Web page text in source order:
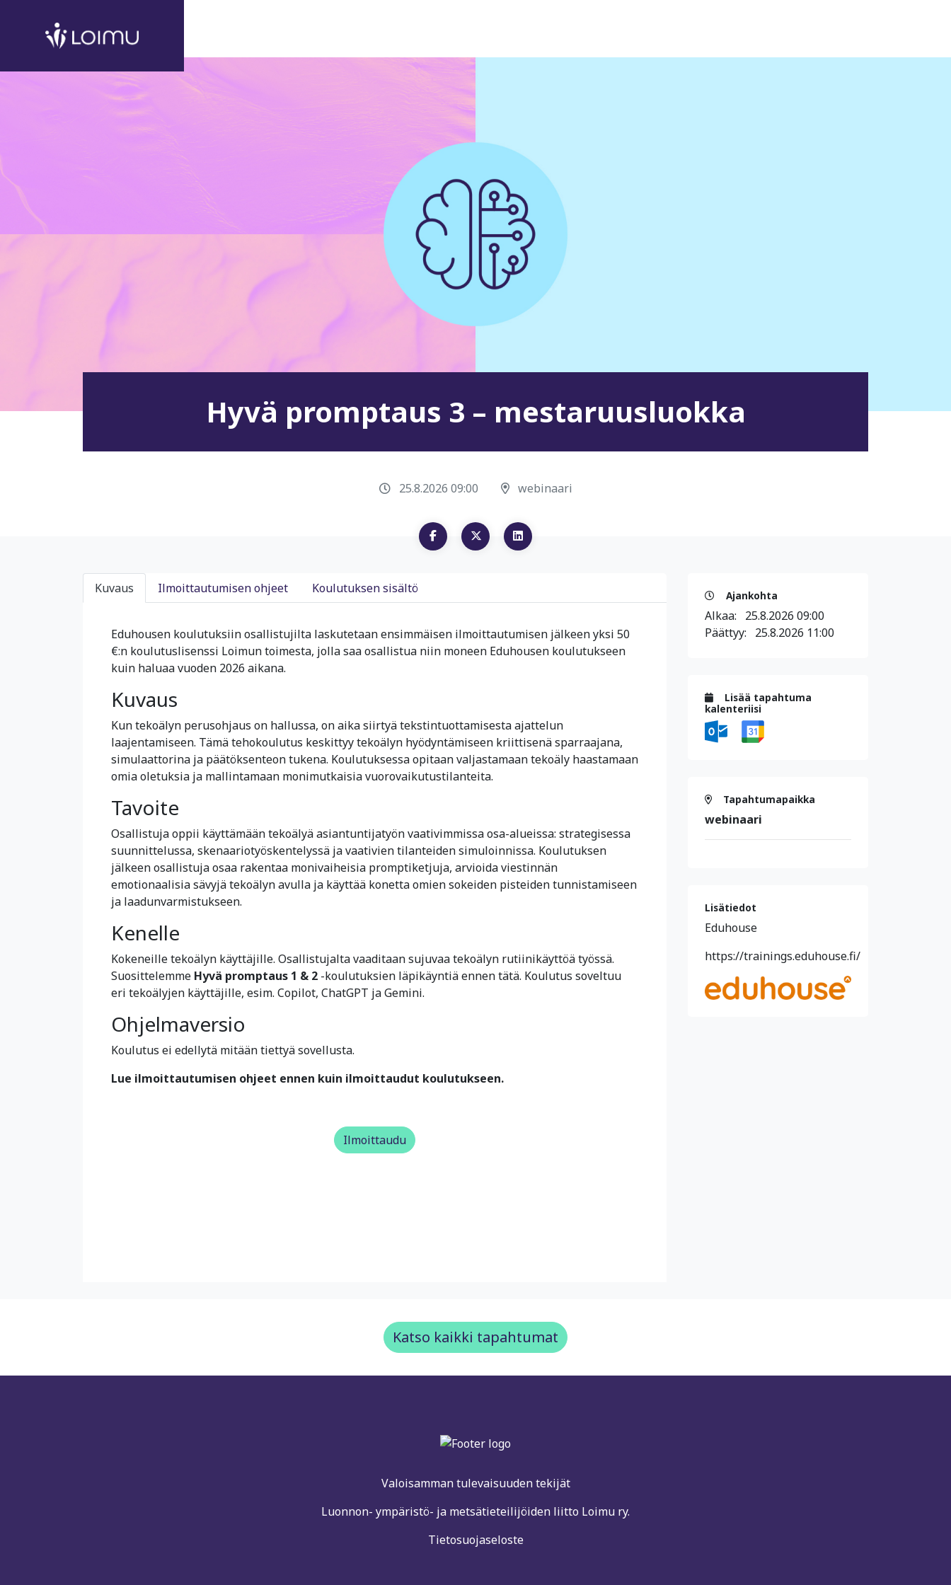
Hyvä promptaus 3 – mestaruusluokka
25.8.2026 09:00 webinaari
Kuvaus Ilmoittautumisen ohjeet Koulutuksen sisältö
Eduhousen koulutuksiin osallistujilta laskutetaan ensimmäisen ilmoittautumisen jälkeen yksi 50
€:n koulutuslisenssi Loimun toimesta, jolla saa osallistua niin moneen Eduhousen koulutukseen
kuin haluaa vuoden 2026 aikana.
Kuvaus
Kun tekoälyn perusohjaus on hallussa, on aika siirtyä tekstintuottamisesta ajattelun
laajentamiseen. Tämä tehokoulutus keskittyy tekoälyn hyödyntämiseen kriittisenä sparraajana,
simulaattorina ja päätöksenteon tukena. Koulutuksessa opitaan valjastamaan tekoäly haastamaan
omia oletuksia ja mallintamaan monimutkaisia vuorovaikutustilanteita.
Tavoite
Osallistuja oppii käyttämään tekoälyä asiantuntijatyön vaativimmissa osa-alueissa: strategisessa
suunnittelussa, skenaariotyöskentelyssä ja vaativien tilanteiden simuloinnissa. Koulutuksen
jälkeen osallistuja osaa rakentaa monivaiheisia promptiketjuja, arvioida viestinnän
emotionaalisia sävyjä tekoälyn avulla ja käyttää konetta omien sokeiden pisteiden tunnistamiseen
ja laadunvarmistukseen.
Kenelle
Kokeneille tekoälyn käyttäjille. Osallistujalta vaaditaan sujuvaa tekoälyn rutiinikäyttöä työssä.
Suosittelemme Hyvä promptaus 1 & 2 -koulutuksien läpikäyntiä ennen tätä. Koulutus soveltuu
eri tekoälyjen käyttäjille, esim. Copilot, ChatGPT ja Gemini.
Ohjelmaversio
Koulutus ei edellytä mitään tiettyä sovellusta.
Lue ilmoittautumisen ohjeet ennen kuin ilmoittaudut koulutukseen.
Ilmoittaudu
Ajankohta
Alkaa: 25.8.2026 09:00
Päättyy: 25.8.2026 11:00
Lisää tapahtuma
kalenteriisi
Tapahtumapaikka
webinaari
Lisätiedot
Eduhouse
https://trainings.eduhouse.fi/
Katso kaikki tapahtumat
Valoisamman tulevaisuuden tekijät
Luonnon- ympäristö- ja metsätieteilijöiden liitto Loimu ry.
Tietosuojaseloste